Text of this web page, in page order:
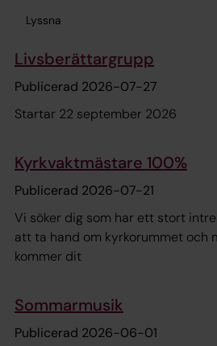
Lyssna
Livsberättargrupp
Publicerad 2026-07-27
Startar 22 september 2026
Kyrkvaktmästare 100%
Publicerad 2026-07-21
Vi söker dig som har ett stort
att ta hand om kyrkorummet och
kommer dit
Sommarmusik
Publicerad 2026-06-01